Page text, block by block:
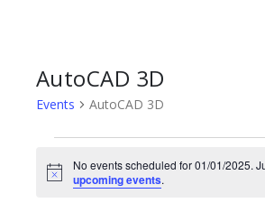
AutoCAD 3D
Events AutoCAD 3D
Events
Notice
No events scheduled for 01/01/2025.
upcoming events.